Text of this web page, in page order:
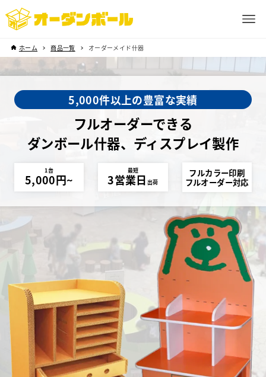
ホーム 商品一覧 オーダーメイド什器
5,000件以上の豊富な実績
フルオーダーできる
ダンボール什器、ディスプレイ製作
1台
5,000円~
最短
3営業日 出荷
フルカラー印刷
フルオーダー対応